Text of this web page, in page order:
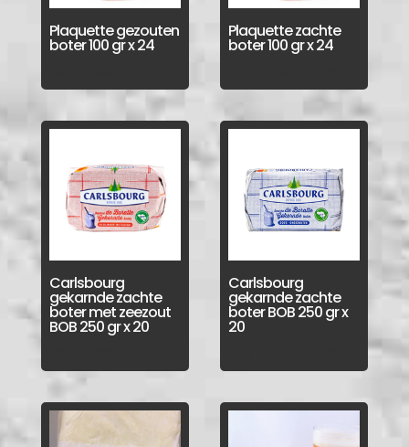
Plaquette gezouten
boter 100 gr x 24
Plaquette zachte
boter 100 gr x 24
Carlsbourg
gekarnde zachte
boter met zeezout
BOB 250 gr x 20
Carlsbourg
gekarnde zachte
boter BOB 250 gr x
20